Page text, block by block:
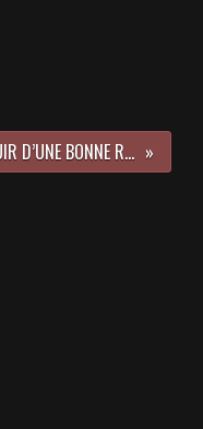
JOUIR D’UNE BONNE REPUTATION